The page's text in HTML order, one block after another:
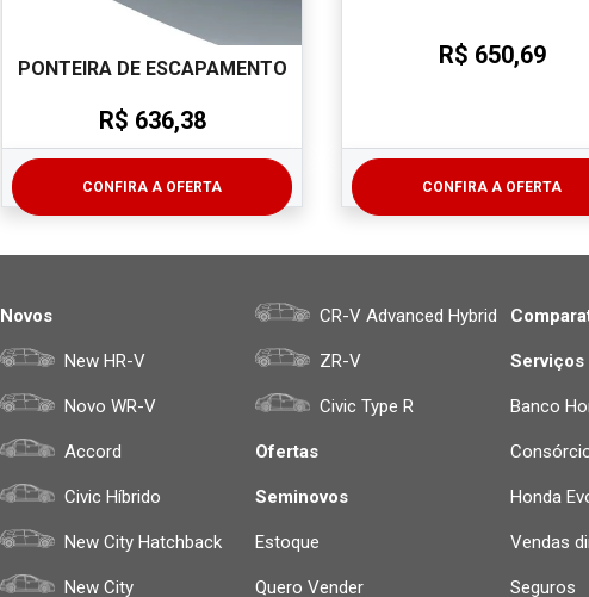
PONTEIRA DE ESCAPAMENTO
R$ 636,38
CONFIRA A OFERTA
R$ 650,69
CONFIRA A OFERTA
Novos
New HR-V
Novo WR-V
Accord
Civic Híbrido
New City Hatchback
New City
CR-V Advanced Hybrid
ZR-V
Civic Type R
Ofertas
Seminovos
Estoque
Quero Vender
Serviços
Banco
Honda
Vendas
Seguros